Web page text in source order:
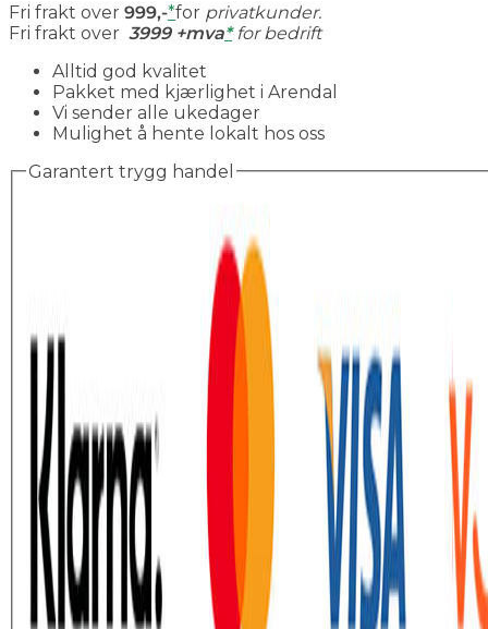
Fri frakt over 999,-*for privatkunder.
Fri frakt over 3999 +mva*for bedrift
Alltid god kvalitet
Pakket med kjærlighet i Arendal
Vi sender alle ukedager
Mulighet å hente lokalt hos oss
Garantert trygg handel